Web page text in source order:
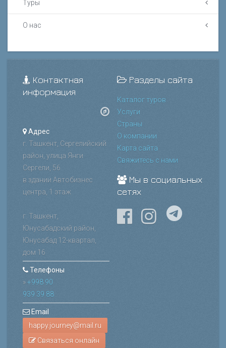
Туры
О нас
Контактная
информация
Адрес
г. Ташкент, Сергелийский
район, улица Янги
Сергели, 56
в здании Автобизнес
центра, 1 этаж
г. Ташкент,
Юнусабадский район,
Юнусабад 12-квартал,
дом 16
Телефоны
»+998 90
939 39 88
Email
Связаться онлайн
Разделы сайта
Каталог туров
Услуги
Страны
О компании
Карта сайта
Свяжитесь с нами
Мы в социальных
сетях